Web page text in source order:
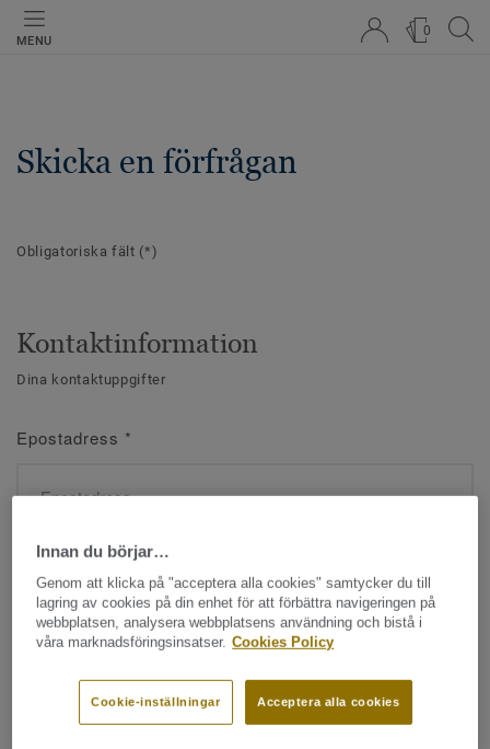
MENU
0
Skicka en förfrågan
Obligatoriska fält (*)
Kontaktinformation
Dina kontaktuppgifter
Epostadress *
Namn*
Efternamn*
Innan du börjar…
Genom att klicka på "acceptera alla cookies" samtycker du till
lagring av cookies på din enhet för att förbättra navigeringen på
webbplatsen, analysera webbplatsens användning och bistå i
våra marknadsföringsinsatser. Cookies Policy
Acceptera alla cookies
Cookie-inställningar